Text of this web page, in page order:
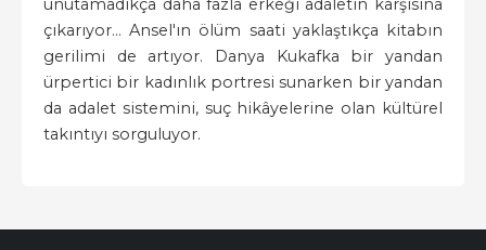
unutamadıkça daha fazla erkeği adaletin karşısına
çıkarıyor... Ansel'ın ölüm saati yaklaştıkça kitabın
gerilimi de artıyor. Danya Kukafka bir yandan
ürpertici bir kadınlık portresi sunarken bir yandan
da adalet sistemini, suç hikâyelerine olan kültürel
takıntıyı sorguluyor.